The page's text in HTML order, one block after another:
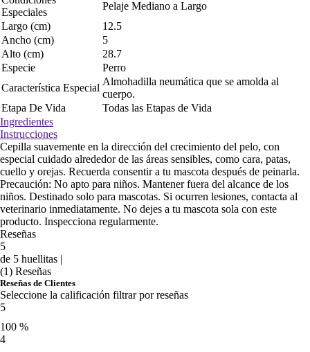
Especiales
Pelaje Mediano a Largo
Largo (cm)
12.5
Ancho (cm)
5
Alto (cm)
28.7
Especie
Perro
Característica Especial
Almohadilla neumática que se amolda al
cuerpo.
Etapa De Vida
Todas las Etapas de Vida
Ingredientes
Instrucciones
Cepilla suavemente en la dirección del crecimiento del pelo, con
especial cuidado alrededor de las áreas sensibles, como cara, patas,
cuello y orejas. Recuerda consentir a tu mascota después de peinarla.
Precaución: No apto para niños. Mantener fuera del alcance de los
niños. Destinado solo para mascotas. Si ocurren lesiones, contacta al
veterinario inmediatamente. No dejes a tu mascota sola con este
producto. Inspecciona regularmente.
Reseñas
5
de 5 huellitas |
(1) Reseñas
Reseñas de Clientes
Seleccione la calificación filtrar por reseñas
5
100 %
4